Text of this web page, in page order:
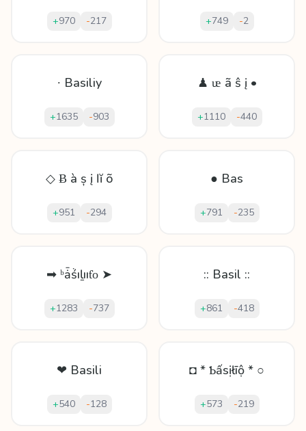
+970 -217 +749 -2
∙ Basiliy
+1635 -903
♟ ᵫ ã ŝ į •
+1110 -440
◇ Ƀ à ș į ӏ ĭ õ
+951 -294
● Bas
+791 -235
➡ ᵇǡṥıḻııƭο ➤
+1283 -737
:: Basil ::
+861 -418
❤ Basili
+540 -128
◘ * Ƅấsịłīộ * ○
+573 -219